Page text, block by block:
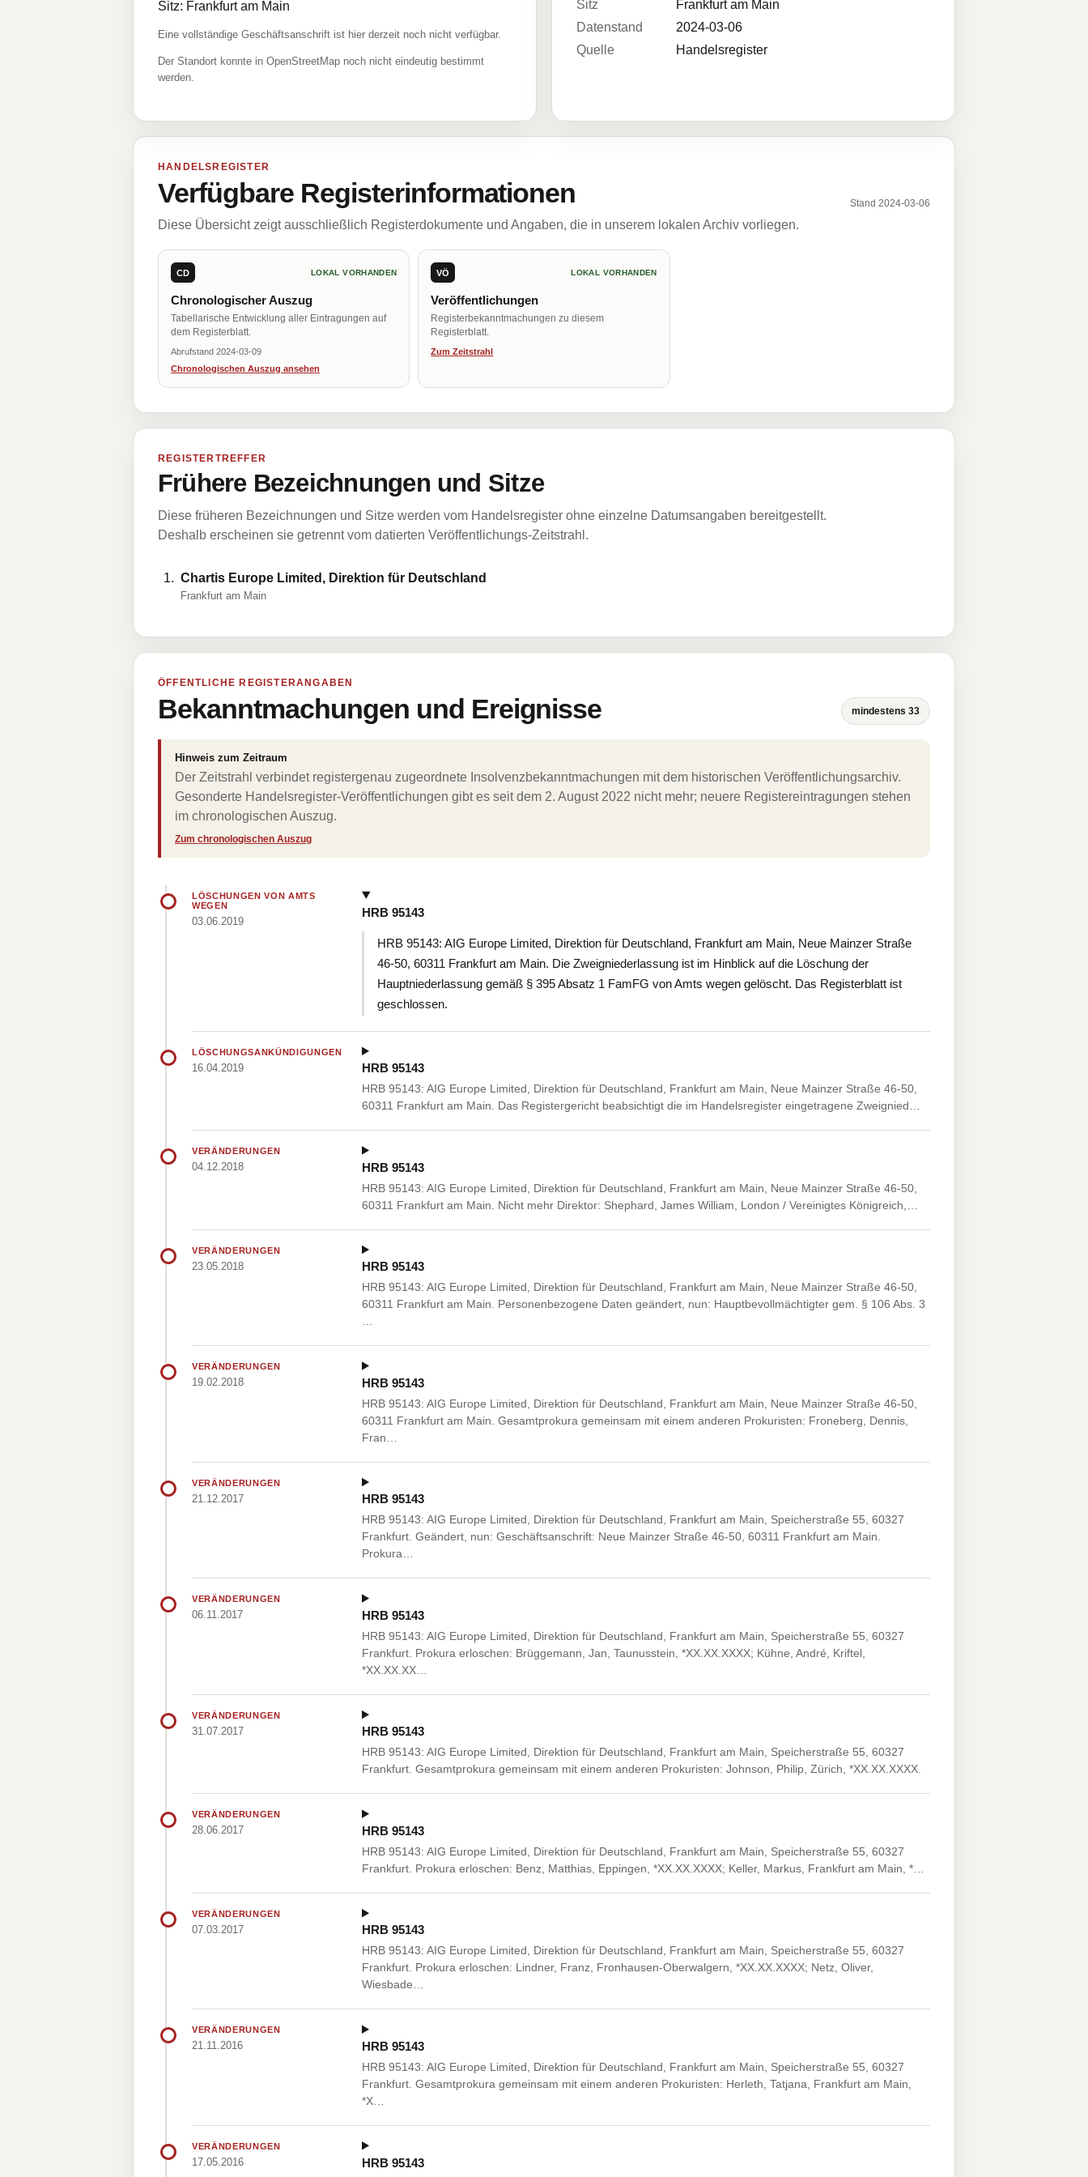
Sitz: Frankfurt am Main
Eine vollständige Geschäftsanschrift ist hier derzeit noch nicht verfügbar.
Der Standort konnte in OpenStreetMap noch nicht eindeutig bestimmt
werden.
Sitz
Frankfurt am Main
Datenstand
2024-03-06
Quelle
Handelsregister
HANDELSREGISTER
Verfügbare Registerinformationen Stand 2024-03-06
Diese Übersicht zeigt ausschließlich Registerdokumente und Angaben, die in unserem lokalen Archiv vorliegen.
CD LOKAL VORHANDEN
Chronologischer Auszug
Tabellarische Entwicklung aller Eintragungen auf
dem Registerblatt.
Abrufstand 2024-03-09
Chronologischen Auszug ansehen
VÖ LOKAL VORHANDEN
Veröffentlichungen
Registerbekanntmachungen zu diesem
Registerblatt.
Zum Zeitstrahl
REGISTERTREFFER
Frühere Bezeichnungen und Sitze
Diese früheren Bezeichnungen und Sitze werden vom Handelsregister ohne einzelne Datumsangaben bereitgestellt.
Deshalb erscheinen sie getrennt vom datierten Veröffentlichungs-Zeitstrahl.
Chartis Europe Limited, Direktion für Deutschland
Frankfurt am Main
ÖFFENTLICHE REGISTERANGABEN
Bekanntmachungen und Ereignisse mindestens 33
Hinweis zum Zeitraum
Der Zeitstrahl verbindet registergenau zugeordnete Insolvenzbekanntmachungen mit dem historischen Veröffentlichungsarchiv.
Gesonderte Handelsregister-Veröffentlichungen gibt es seit dem 2. August 2022 nicht mehr; neuere Registereintragungen stehen
im chronologischen Auszug.
Zum chronologischen Auszug
LÖSCHUNGEN VON AMTS
WEGEN
03.06.2019
HRB 95143
HRB 95143: AIG Europe Limited, Direktion für Deutschland, Frankfurt am Main, Neue Mainzer Straße
46-50, 60311 Frankfurt am Main. Die Zweigniederlassung ist im Hinblick auf die Löschung der
Hauptniederlassung gemäß § 395 Absatz 1 FamFG von Amts wegen gelöscht. Das Registerblatt ist
geschlossen.
LÖSCHUNGSANKÜNDIGUNGEN
16.04.2019 HRB 95143
HRB 95143: AIG Europe Limited, Direktion für Deutschland, Frankfurt am Main, Neue Mainzer Straße 46-50,
60311 Frankfurt am Main. Das Registergericht beabsichtigt die im Handelsregister eingetragene Zweignied…
VERÄNDERUNGEN
04.12.2018 HRB 95143
HRB 95143: AIG Europe Limited, Direktion für Deutschland, Frankfurt am Main, Neue Mainzer Straße 46-50,
60311 Frankfurt am Main. Nicht mehr Direktor: Shephard, James William, London / Vereinigtes Königreich,…
VERÄNDERUNGEN
23.05.2018 HRB 95143
HRB 95143: AIG Europe Limited, Direktion für Deutschland, Frankfurt am Main, Neue Mainzer Straße 46-50,
60311 Frankfurt am Main. Personenbezogene Daten geändert, nun: Hauptbevollmächtigter gem. § 106 Abs. 3
VERÄNDERUNGEN
19.02.2018 HRB 95143
HRB 95143: AIG Europe Limited, Direktion für Deutschland, Frankfurt am Main, Neue Mainzer Straße 46-50,
60311 Frankfurt am Main. Gesamtprokura gemeinsam mit einem anderen Prokuristen: Froneberg, Dennis,
Fran…
VERÄNDERUNGEN
21.12.2017 HRB 95143
HRB 95143: AIG Europe Limited, Direktion für Deutschland, Frankfurt am Main, Speicherstraße 55, 60327
Frankfurt. Geändert, nun: Geschäftsanschrift: Neue Mainzer Straße 46-50, 60311 Frankfurt am Main.
Prokura…
VERÄNDERUNGEN
06.11.2017 HRB 95143
HRB 95143: AIG Europe Limited, Direktion für Deutschland, Frankfurt am Main, Speicherstraße 55, 60327
Frankfurt. Prokura erloschen: Brüggemann, Jan, Taunusstein, *XX.XX.XXXX; Kühne, André, Kriftel,
*XX.XX.XX…
VERÄNDERUNGEN
31.07.2017 HRB 95143
HRB 95143: AIG Europe Limited, Direktion für Deutschland, Frankfurt am Main, Speicherstraße 55, 60327
Frankfurt. Gesamtprokura gemeinsam mit einem anderen Prokuristen: Johnson, Philip, Zürich, *XX.XX.XXXX.
VERÄNDERUNGEN
28.06.2017 HRB 95143
HRB 95143: AIG Europe Limited, Direktion für Deutschland, Frankfurt am Main, Speicherstraße 55, 60327
Frankfurt. Prokura erloschen: Benz, Matthias, Eppingen, *XX.XX.XXXX; Keller, Markus, Frankfurt am Main, *…
VERÄNDERUNGEN
07.03.2017 HRB 95143
HRB 95143: AIG Europe Limited, Direktion für Deutschland, Frankfurt am Main, Speicherstraße 55, 60327
Frankfurt. Prokura erloschen: Lindner, Franz, Fronhausen-Oberwalgern, *XX.XX.XXXX; Netz, Oliver,
Wiesbade…
VERÄNDERUNGEN
21.11.2016 HRB 95143
HRB 95143: AIG Europe Limited, Direktion für Deutschland, Frankfurt am Main, Speicherstraße 55, 60327
Frankfurt. Gesamtprokura gemeinsam mit einem anderen Prokuristen: Herleth, Tatjana, Frankfurt am Main,
*X…
VERÄNDERUNGEN
17.05.2016 HRB 95143